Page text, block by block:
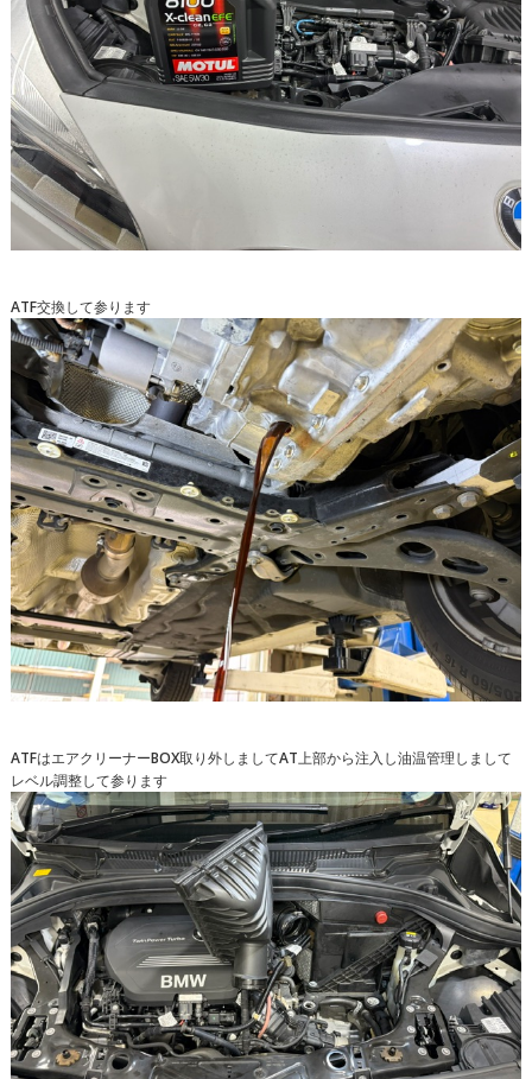
ATF交換して参ります
ATFはエアクリーナーBOX取り外しましてAT上部から注入し油温管理しまして
レベル調整して参ります